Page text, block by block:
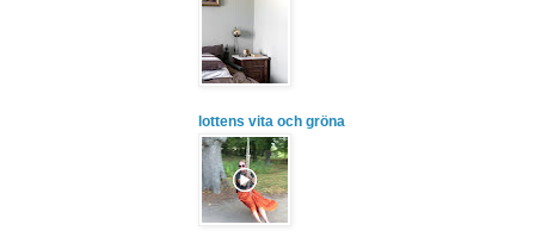
lottens vita och gröna